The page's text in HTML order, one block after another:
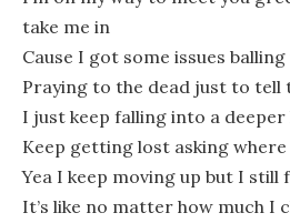
take me in
Cause I got some issues
Praying to the dead just to tell
I just keep falling into a deeper
Keep getting lost asking
Yea I keep moving up but I still
It’s like no matter how much I